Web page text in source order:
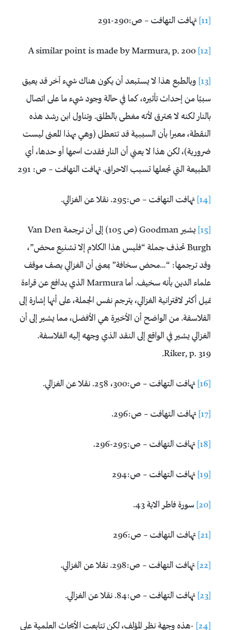
[11] تهافت التهافت – ص:290-291
[12]
[13]
وبالطبع هذا لا يستبعد أن يكون هناك شيء آخر قد يعيق
سببًا من إحداث تأثيره، كما في حالة وجود شيء ما على اتصال
بالنار لكنه لا يحترق لأنه مغطى بالطلق. وتناول ابن رشد هذه
النقطة، معبرا بأن السببية قد تتعطل (وهي بهذا المعنى ليست
ضرورية)، لكن هذا لا يعني أن النار فقدت اسمها أو حدها، أي
الطبيعة التي تجعلها تسبب الاحراق. تهافت التهافت – ص: 291
[14] تهافت التهافت – ص:295. نقلا عن الغزالي.
[15]
يشير Goodman (ص 105) إلى أن ترجمة Van Den
Burgh تحذف جملة “فليس هذا الكلام إلا تشنيع محض”،
وقد ترجمها: “…محض سخافة” بمعنى أن الغزالي يصف موقف
علماء الدين بأنه سخيف. أما Marmura الذي يدافع عن قراءة
تميل أكثر لاقترانية الغزالي، يترجم نفس الجملة، على أنها إشارة إلى
الفلاسفة. من الواضح أن الأخيرة هي الأفضل، مما يشير إلى أن
الغزالي يشير في الواقع إلى النقد الذي وجهه إليه الفلاسفة.
Riker, p. 319.
[16] تهافت التهافت – ص:300، 258. نقلا عن الغزالي.
[17] تهافت التهافت – ص:296.
[18] تهافت التهافت – ص:295-296.
[19] تهافت التهافت – ص:294
[20] سورة فاطر الاية 43.
[21] تهافت التهافت – ص:296
[22] تهافت التهافت – ص:298. نقلا عن الغزالي.
[23] تهافت التهافت – ص:84. نقلا عن الغزالي.
[24] -هذه وجهة نظر المؤلف، لكن تتابعت الأبحاث العلمية على